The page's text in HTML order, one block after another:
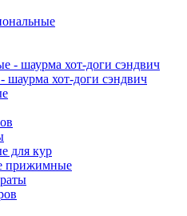
шаурма хот-доги сэндвич
для кур
прижимные